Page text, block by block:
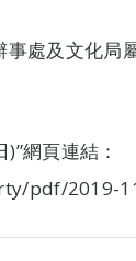
處及文化局
網頁連結：
pdf/2019-